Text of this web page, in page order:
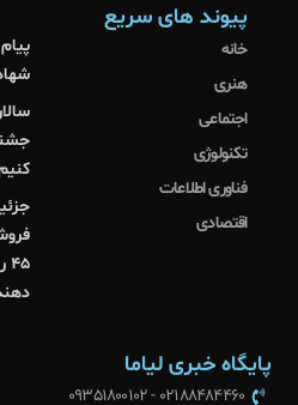
پیوند های سریع
خانه
هنری
اجتماعی
تکنولوژی
فناوری اطلاعات
اقتصادی
پایگاه خبری لیاما
02188484460 - 09351800102